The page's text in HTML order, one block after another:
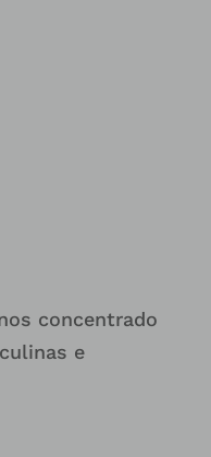
concentrado
e